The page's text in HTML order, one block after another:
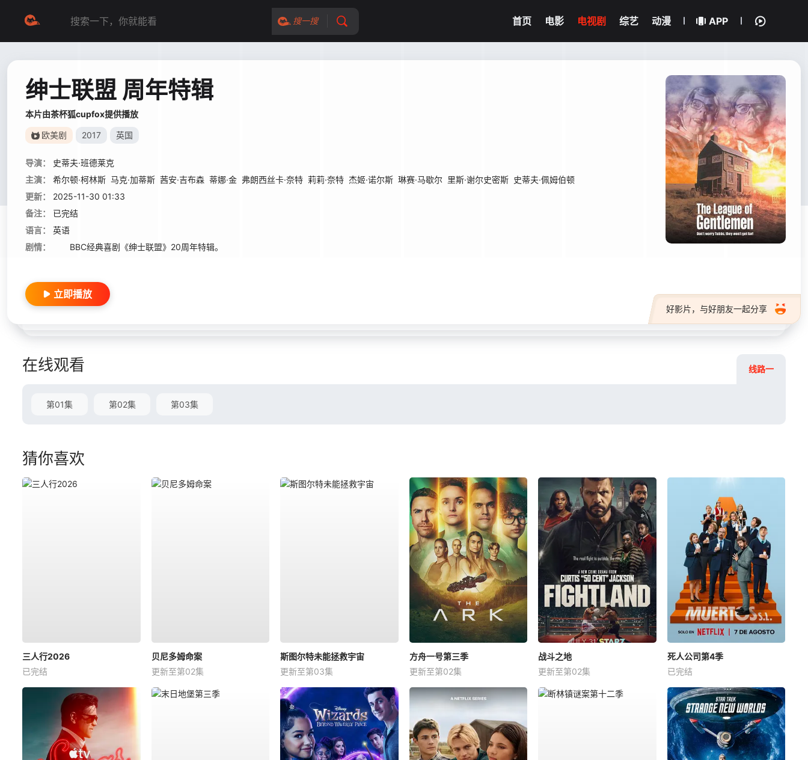
搜一搜 首页 电影 电视剧 综艺 动漫 APP
绅士联盟 周年特辑
本片由茶杯狐cupfox提供播放
欧美剧 2017 英国
导演：
史蒂夫·班德莱克
主演：
希尔顿·柯林斯 马克·加蒂斯 茜安·吉布森 蒂娜·金 弗朗西丝卡·奈特 莉莉·奈特 杰姬·诺尔斯 琳赛·马歇尔 里斯·谢尔史密斯 史蒂夫·佩姆伯顿
更新：
2025-11-30 01:33
备注：
已完结
语言：
英语
剧情：
BBC经典喜剧《绅士联盟》20周年特辑。
好影片，与好朋友一起分享
立即播放
在线观看 线路一
第01集 第02集 第03集
猜你喜欢
三人行2026
已完结
贝尼多姆命案
更新至第02集
斯图尔特未能拯救宇宙
更新至第03集
方舟一号第三季
更新至第02集
战斗之地
更新至第02集
死人公司第4季
已完结